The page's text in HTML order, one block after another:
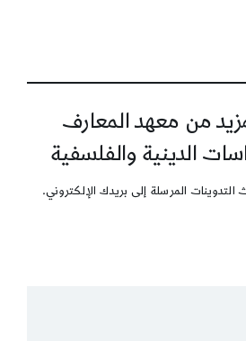
من معهد المعارف
الدينية والفلسفية
المرسلة إلى بريدك الإلكتروني.